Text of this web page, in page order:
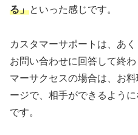
る」といった感じです。
カスタマーサポートは、あ
お問い合わせに回答して終
マーサクセスの場合は、お
ージで、相手ができるよう
です。